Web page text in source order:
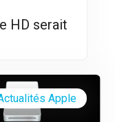
HD serait
Apple